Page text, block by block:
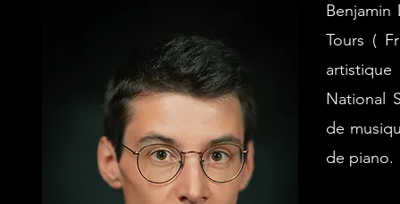
Tours (
National
de
de piano.